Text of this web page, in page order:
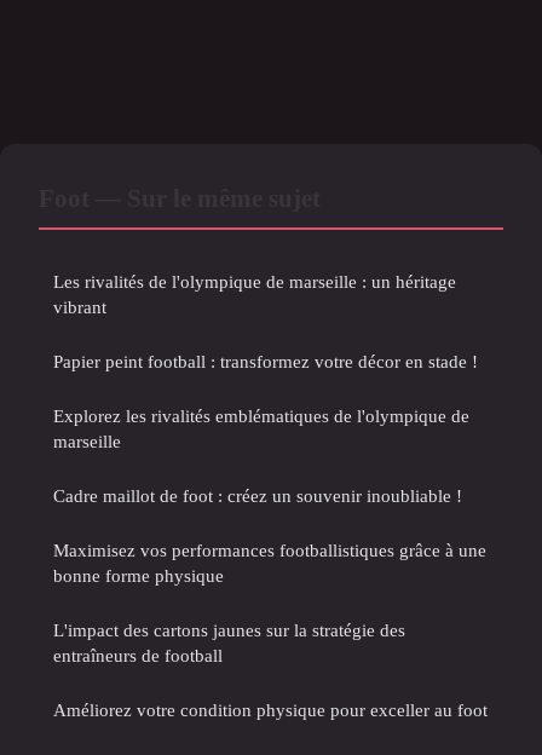
Les rivalités de l'olympique de marseille : un héritage
vibrant
Papier peint football : transformez votre décor en stade !
Explorez les rivalités emblématiques de l'olympique de
marseille
Cadre maillot de foot : créez un souvenir inoubliable !
Maximisez vos performances footballistiques grâce à une
bonne forme physique
L'impact des cartons jaunes sur la stratégie des
entraîneurs de football
Améliorez votre condition physique pour exceller au foot